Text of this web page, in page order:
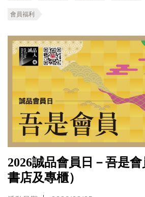
會員福利
2026誠品會員日－吾是
書店及專櫃）